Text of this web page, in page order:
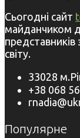
Сьогодні сайт
майданчиком
представників
світу.
33028
+38 068
Популярне